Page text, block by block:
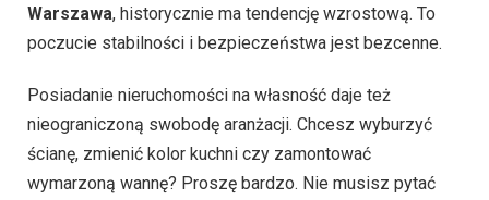
Warszawa, historycznie ma tendencję wzrostową. To
poczucie stabilności i bezpieczeństwa jest bezcenne.
Posiadanie nieruchomości na własność daje też
nieograniczoną swobodę aranżacji. Chcesz wyburzyć
ścianę, zmienić kolor kuchni czy zamontować
wymarzoną wannę? Proszę bardzo. Nie musisz pytać